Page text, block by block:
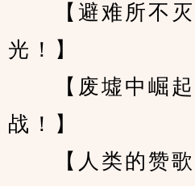
【避难所不灭
光！】
【废墟中崛起
战！】
【人类的赞歌